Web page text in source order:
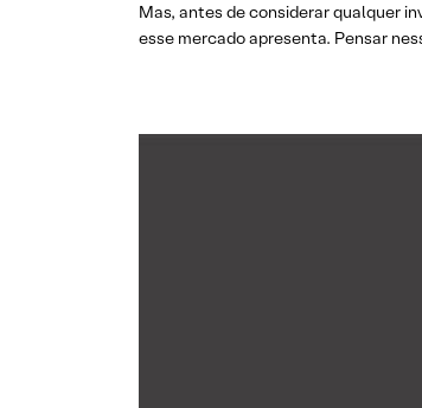
Mas, antes de considerar qualquer
esse mercado apresenta. Pensar